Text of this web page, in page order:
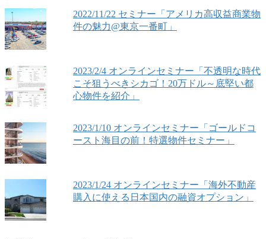
2022/11/22 セミナー「アメリカ高収益商業物
件の魅力@東京一番町」
2023/2/4 オンラインセミナー「不透明な時代
こそ狙うべきシカゴ！20万ドル～底堅い都
心物件を紹介」
2023/1/10 オンラインセミナー「ゴールドコ
ースト海目の前！特選物件セミナー」
2023/1/24 オンラインセミナー「海外不動産
購入に使える日本国内の融資オプション」